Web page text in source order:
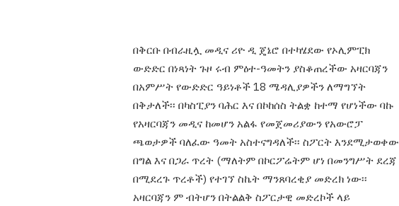
በቅርቡ በብራዚሏ መዲና ሪዮ ዲ ጄኔሮ በተካሄደው የኦሊምፒክ
ውድድር በነጻነት ጉዞ ሩብ ምዕተ-ዓመትን ያስቆጠረችው አዛርባጃን
በአምሥት የውድድር ዓይነቶች 18 ሜዳሊያዎችን ለማግኘት
በቅታለች፡፡ በካስፒያን ባሕር እና በኮከሰስ ትልቋ ከተማ የሆነችው ባኩ
የአዛርባጃን መዲና ከመሆን አልፋ የመጀመሪያውን የአውሮፓ
ጫወታዎች ባለፈው ዓመት አስተናግዳለች፡፡ ስፖርት እንደሚታወቀው
በግል እና በጋራ ጥረት (ማለትም በኮርፖሬትም ሆነ በመንግሥት ደረጃ
በሚደረጉ ጥረቶች) የተገኘ ስኬት ማንጸባረቂያ መድረክ ነው፡፡
አዛርባጃን ም ብትሆን በትልልቅ ስፖርታዊ መድረኮች ላይ